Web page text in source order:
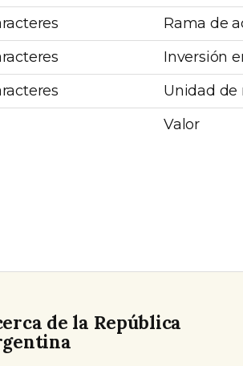
Rama de
Inversión
Unidad de
Valor
de la República